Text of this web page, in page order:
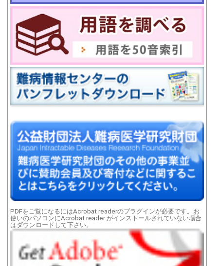
PDFをご覧になるにはAcrobat readerのプラグインが必要です。お
使いのパソコンにAcrobat reader がインストールされていない場合
はダウンロードして下さい。